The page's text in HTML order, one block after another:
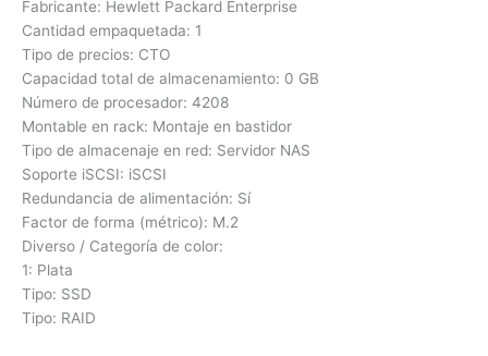
Fabricante: Hewlett Packard Enterprise
Cantidad empaquetada: 1
Tipo de precios: CTO
Capacidad total de almacenamiento: 0 GB
Número de procesador: 4208
Montable en rack: Montaje en bastidor
Tipo de almacenaje en red: Servidor NAS
Soporte iSCSI: iSCSI
Redundancia de alimentación: Sí
Factor de forma (métrico): M.2
Diverso / Categoría de color:
1: Plata
Tipo: SSD
Tipo: RAID